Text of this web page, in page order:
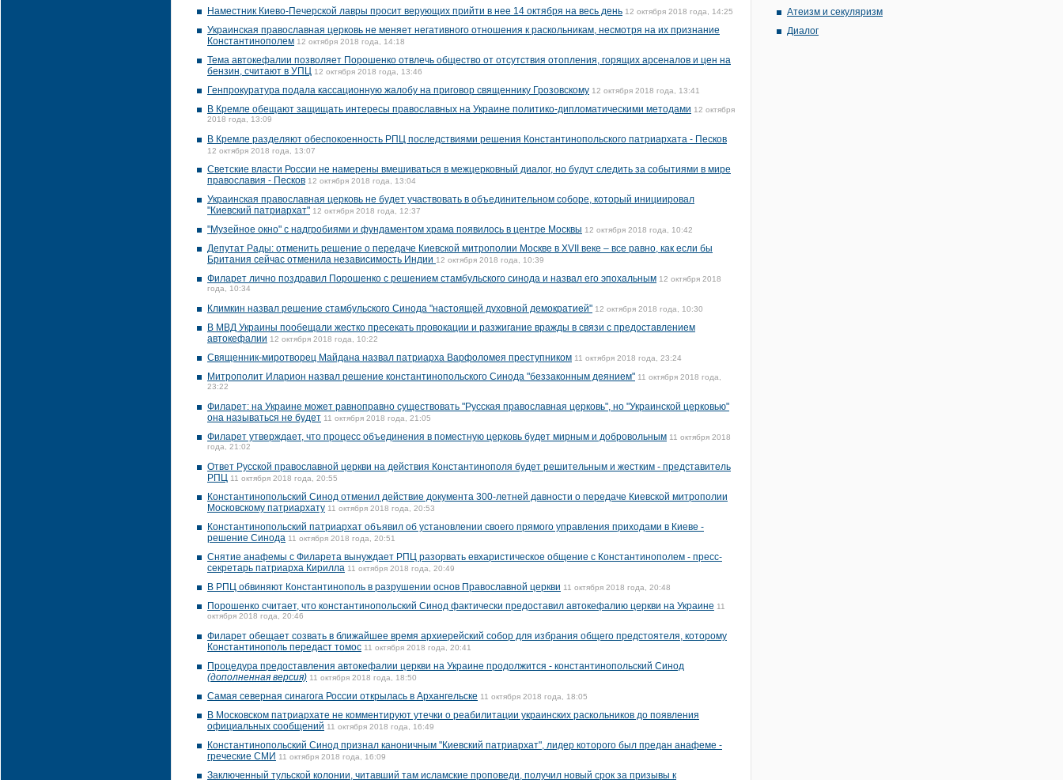
Наместник Киево-Печерской лавры просит верующих прийти в нее 14 октября на весь день 12 октября 2018 года, 14:25
Украинская православная церковь не меняет негативного отношения к раскольникам, несмотря на их признание
Константинополем 12 октября 2018 года, 14:18
Тема автокефалии позволяет Порошенко отвлечь общество от отсутствия отопления, горящих арсеналов и цен на
бензин, считают в УПЦ 12 октября 2018 года, 13:46
Генпрокуратура подала кассационную жалобу на приговор священнику Грозовскому 12 октября 2018 года, 13:41
В Кремле обещают защищать интересы православных на Украине политико-дипломатическими методами 12 октября
2018 года, 13:09
В Кремле разделяют обеспокоенность РПЦ последствиями решения Константинопольского патриархата - Песков
12 октября 2018 года, 13:07
Светские власти России не намерены вмешиваться в межцерковный диалог, но будут следить за событиями в мире
православия - Песков 12 октября 2018 года, 13:04
Украинская православная церковь не будет участвовать в объединительном соборе, который инициировал
"Киевский патриархат" 12 октября 2018 года, 12:37
"Музейное окно" с надгробиями и фундаментом храма появилось в центре Москвы 12 октября 2018 года, 10:42
Депутат Рады: отменить решение о передаче Киевской митрополии Москве в XVII веке – все равно, как если бы
Британия сейчас отменила независимость Индии 12 октября 2018 года, 10:39
Филарет лично поздравил Порошенко с решением стамбульского синода и назвал его эпохальным 12 октября 2018
года, 10:34
Климкин назвал решение стамбульского Синода "настоящей духовной демократией" 12 октября 2018 года, 10:30
В МВД Украины пообещали жестко пресекать провокации и разжигание вражды в связи с предоставлением
автокефалии 12 октября 2018 года, 10:22
Священник-миротворец Майдана назвал патриарха Варфоломея преступником 11 октября 2018 года, 23:24
Митрополит Иларион назвал решение константинопольского Синода "беззаконным деянием" 11 октября 2018 года,
23:22
Филарет: на Украине может равноправно существовать "Русская православная церковь", но "Украинской церковью"
она называться не будет 11 октября 2018 года, 21:05
Филарет утверждает, что процесс объединения в поместную церковь будет мирным и добровольным 11 октября 2018
года, 21:02
Ответ Русской православной церкви на действия Константинополя будет решительным и жестким - представитель
РПЦ 11 октября 2018 года, 20:55
Константинопольский Синод отменил действие документа 300-летней давности о передаче Киевской митрополии
Московскому патриархату 11 октября 2018 года, 20:53
Константинопольский патриархат объявил об установлении своего прямого управления приходами в Киеве -
решение Синода 11 октября 2018 года, 20:51
Снятие анафемы с Филарета вынуждает РПЦ разорвать евхаристическое общение с Константинополем - пресс-
секретарь патриарха Кирилла 11 октября 2018 года, 20:49
В РПЦ обвиняют Константинополь в разрушении основ Православной церкви 11 октября 2018 года, 20:48
Порошенко считает, что константинопольский Синод фактически предоставил автокефалию церкви на Украине 11
октября 2018 года, 20:46
Филарет обещает созвать в ближайшее время архиерейский собор для избрания общего предстоятеля, которому
Константинополь передаст томос 11 октября 2018 года, 20:41
Процедура предоставления автокефалии церкви на Украине продолжится - константинопольский Синод
(дополненная версия) 11 октября 2018 года, 18:50
Самая северная синагога России открылась в Архангельске 11 октября 2018 года, 18:05
В Московском патриархате не комментируют утечки о реабилитации украинских раскольников до появления
официальных сообщений 11 октября 2018 года, 16:49
Константинопольский Синод признал каноничным "Киевский патриархат", лидер которого был предан анафеме -
греческие СМИ 11 октября 2018 года, 16:09
Заключенный тульской колонии, читавший там исламские проповеди, получил новый срок за призывы к
Атеизм и секуляризм
Диалог